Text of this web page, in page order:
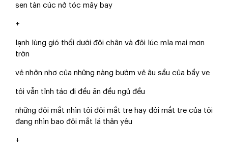
sen tàn cúc nở tóc mây bay
+
lạnh lùng gió thổi dưới đôi chân và đôi lúc mỉa mai mơn
trớn
vẻ nhởn nhơ của những nàng bướm vẻ âu sầu của bầy ve
tôi vẫn tỉnh táo đi đều ăn đều ngủ đều
những đôi mắt nhìn tôi đôi mắt tre hay đôi mắt tre của tôi
đang nhìn bao đôi mắt lá thân yêu
+